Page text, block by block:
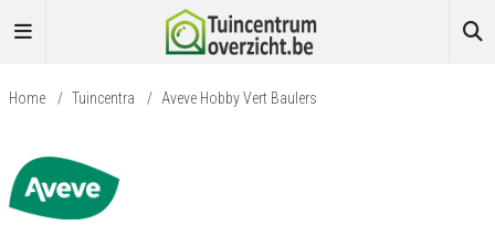
Home / Tuincentra / Aveve Hobby Vert Baulers